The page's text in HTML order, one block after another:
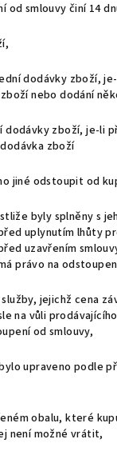
od smlouvy činí 14
dodávky zboží,
nebo dodání
zboží, je-li
zboží
jiné odstoupit od
byly splněny s
uplynutím lhůty
uzavřením
právo na
jejichž cena
na vůli
od smlouvy,
upraveno podle
obalu, které
není možné vrátit,